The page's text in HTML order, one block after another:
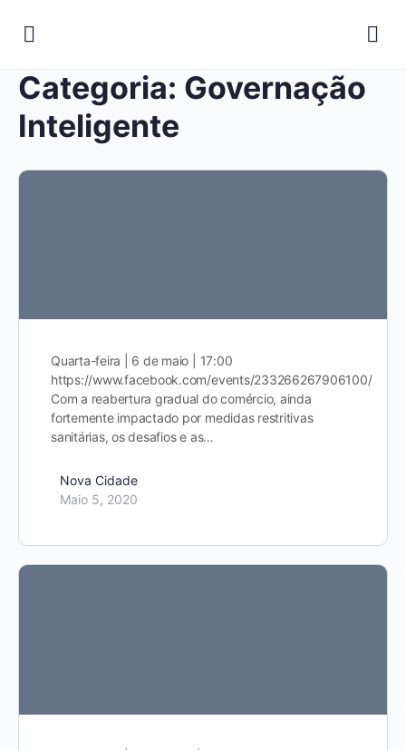
Categoria: Governação
Inteligente
Quarta-feira | 6 de maio | 17:00
https://www.facebook.com/events/233266267906100/
Com a reabertura gradual do comércio, ainda
fortemente impactado por medidas restritivas
sanitárias, os desafios e as…
Nova Cidade
Maio 5, 2020